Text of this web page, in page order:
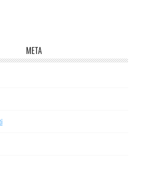
META